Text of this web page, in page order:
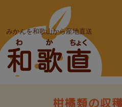
みかんを和歌山から産地直送